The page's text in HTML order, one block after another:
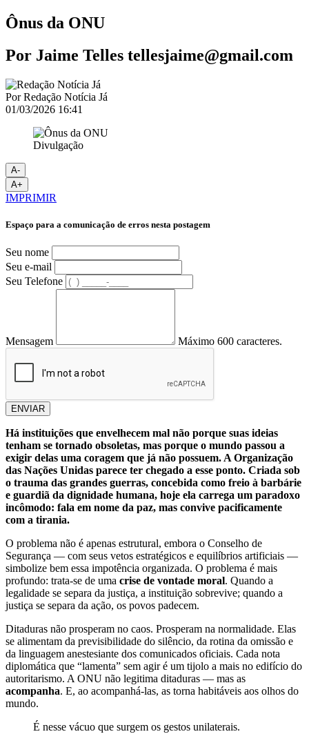
Ônus da ONU
Por Jaime Telles tellesjaime@gmail.com
PorRedação Notícia Já
01/03/2026 16:41
Divulgação
A-
A+
IMPRIMIR
Espaço para a comunicação de erros nesta postagem
Seu nome
Seu e-mail
Seu Telefone
Mensagem Máximo 600 caracteres.
ENVIAR
Há instituições que envelhecem mal não porque suas ideias
tenham se tornado obsoletas, mas porque o mundo passou a
exigir delas uma coragem que já não possuem. A Organização
das Nações Unidas parece ter chegado a esse ponto. Criada sob
o trauma das grandes guerras, concebida como freio à barbárie
e guardiã da dignidade humana, hoje ela carrega um paradoxo
incômodo: fala em nome da paz, mas convive pacificamente
com a tirania.
O problema não é apenas estrutural, embora o Conselho de
Segurança — com seus vetos estratégicos e equilíbrios artificiais —
simbolize bem essa impotência organizada. O problema é mais
profundo: trata-se de uma crise de vontade moral. Quando a
legalidade se separa da justiça, a instituição sobrevive; quando a
justiça se separa da ação, os povos padecem.
Ditaduras não prosperam no caos. Prosperam na normalidade. Elas
se alimentam da previsibilidade do silêncio, da rotina da omissão e
da linguagem anestesiante dos comunicados oficiais. Cada nota
diplomática que “lamenta” sem agir é um tijolo a mais no edifício do
autoritarismo. A ONU não legitima ditaduras — mas as
acompanha. E, ao acompanhá-las, as torna habitáveis aos olhos do
mundo.
É nesse vácuo que surgem os gestos unilaterais.